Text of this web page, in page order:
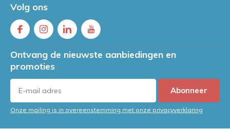
Volg ons
Ontvang de nieuwste aanbiedingen en
promoties
Abonneer
Onze mailing is in overeenstemming met onze privacyverklaring